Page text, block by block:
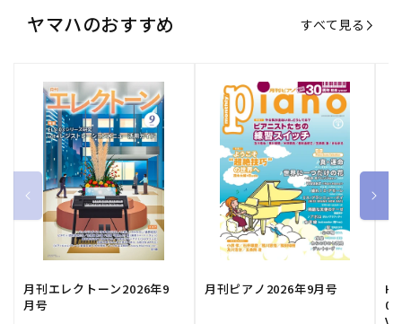
ヤマハのおすすめ すべて見る
月刊エレクトーン2026年9
月号
月刊ピアノ2026年9月号